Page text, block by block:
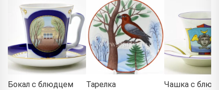
Бокал с блюдцем
Тарелка
Чашка с